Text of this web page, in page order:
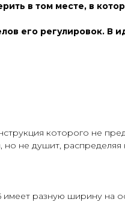
в том месте, в
его регулировок. В
которого не
но не душит,
разную ширину на